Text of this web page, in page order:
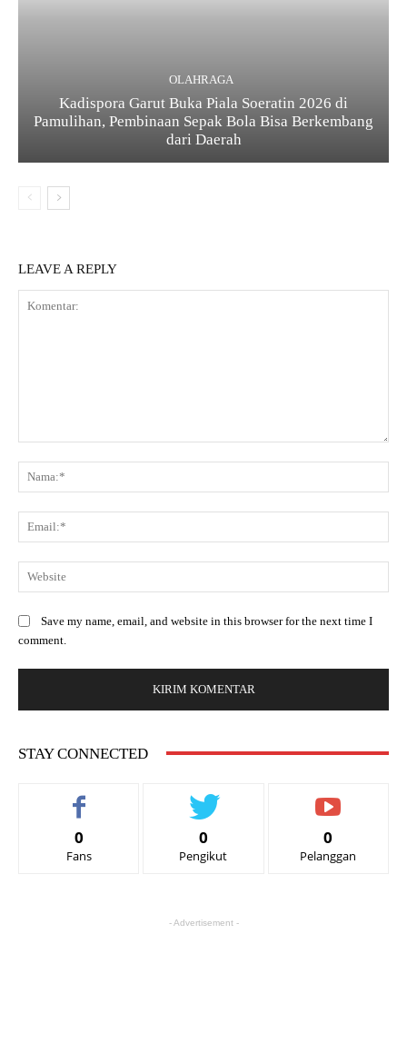
OLAHRAGA
Kadispora Garut Buka Piala Soeratin 2026 di
Pamulihan, Pembinaan Sepak Bola Bisa Berkembang
dari Daerah
LEAVE A REPLY
Save my name, email, and website in this browser for the next time I
comment.
STAY CONNECTED
0
Fans
0
Pengikut
0
Pelanggan
- Advertisement -